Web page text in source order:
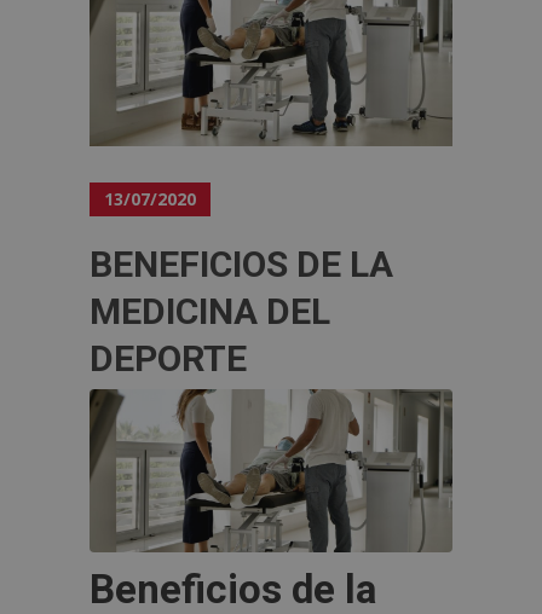
13/07/2020
BENEFICIOS DE LA
MEDICINA DEL
DEPORTE
Beneficios de la